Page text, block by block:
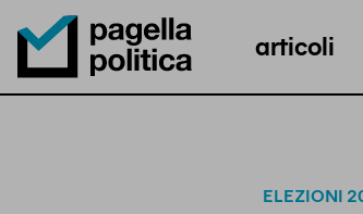
Pagella Politica Logo
articoli
ELEZIONI